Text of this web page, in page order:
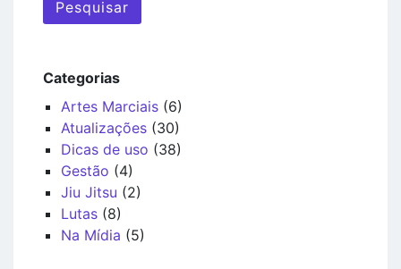
Pesquisar
Categorias
Artes Marciais (6)
Atualizações (30)
Dicas de uso (38)
Gestão (4)
Jiu Jitsu (2)
Lutas (8)
Na Mídia (5)